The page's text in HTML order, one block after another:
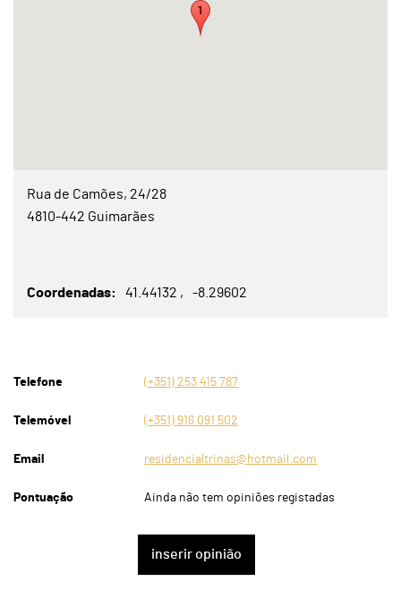
Rua de Camões, 24/28
4810-442 Guimarães
Coordenadas 41.44132 -8.29602
Telefone (+351) 253 415 787
Telemóvel (+351) 916 091 502
Email residencialtrinas@hotmail.com
Pontuação Ainda não tem opiniões registadas
inserir opinião